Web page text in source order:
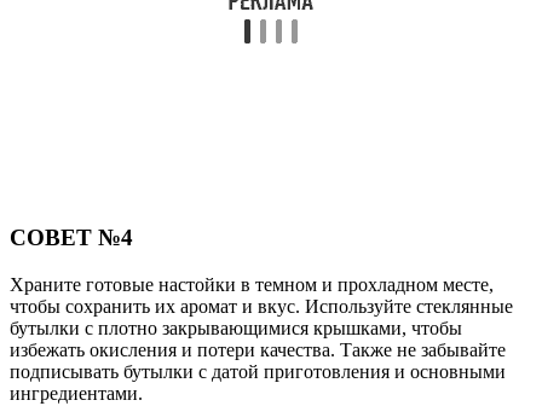
СОВЕТ №4
Храните готовые настойки в темном и прохладном месте,
чтобы сохранить их аромат и вкус. Используйте стеклянные
бутылки с плотно закрывающимися крышками, чтобы
избежать окисления и потери качества. Также не забывайте
подписывать бутылки с датой приготовления и основными
ингредиентами.